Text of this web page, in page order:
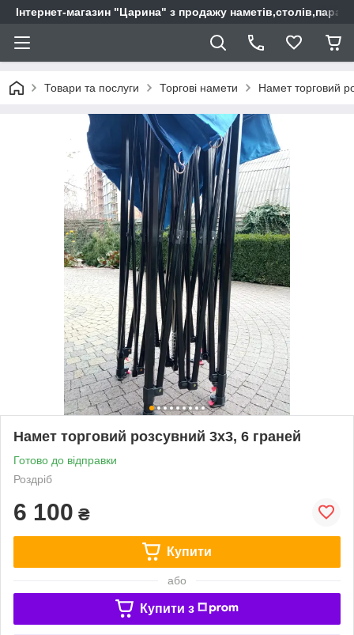
Інтернет-магазин "Царина" з продажу
Товари та послуги Торгові намети Намет торговий
Намет торговий розсувний 3х3, 6 граней
Готово до відправки
Роздріб
6 100 ₴
Купити
або
Купити з